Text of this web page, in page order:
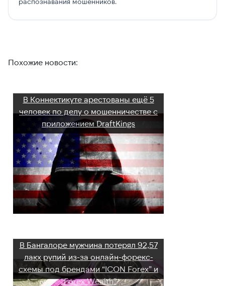
Похожие новости:
В Коннектикуте арестованы ещё 5
человек по делу о мошенничестве с
приложением DraftKings
В Бангалоре мужчина потерял 92,57
лакх рупий из-за онлайн-форекс-
схемы под брендами “ICON Forex” и
“Forex Wealth”